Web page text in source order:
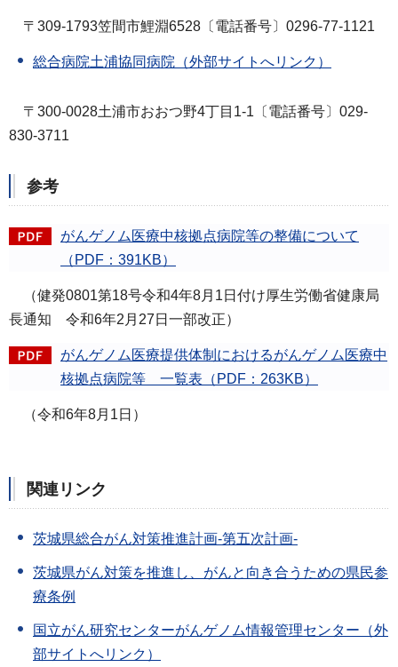
〒309-1793笠間市鯉淵6528〔電話番号〕0296-77-1121
総合病院土浦協同病院（外部サイトへリンク）
〒300-0028土浦市おおつ野4丁目1-1〔電話番号〕029-
830-3711
参考
がんゲノム医療中核拠点病院等の整備について
（PDF：391KB）
（健発0801第18号令和4年8月1日付け厚生労働省健康局
長通知 令和6年2月27日一部改正）
がんゲノム医療提供体制におけるがんゲノム医療中
核拠点病院等 一覧表（PDF：263KB）
（令和6年8月1日）
関連リンク
茨城県総合がん対策推進計画-第五次計画-
茨城県がん対策を推進し、がんと向き合うための県民参
療条例
国立がん研究センターがんゲノム情報管理センター（外
部サイトへリンク）